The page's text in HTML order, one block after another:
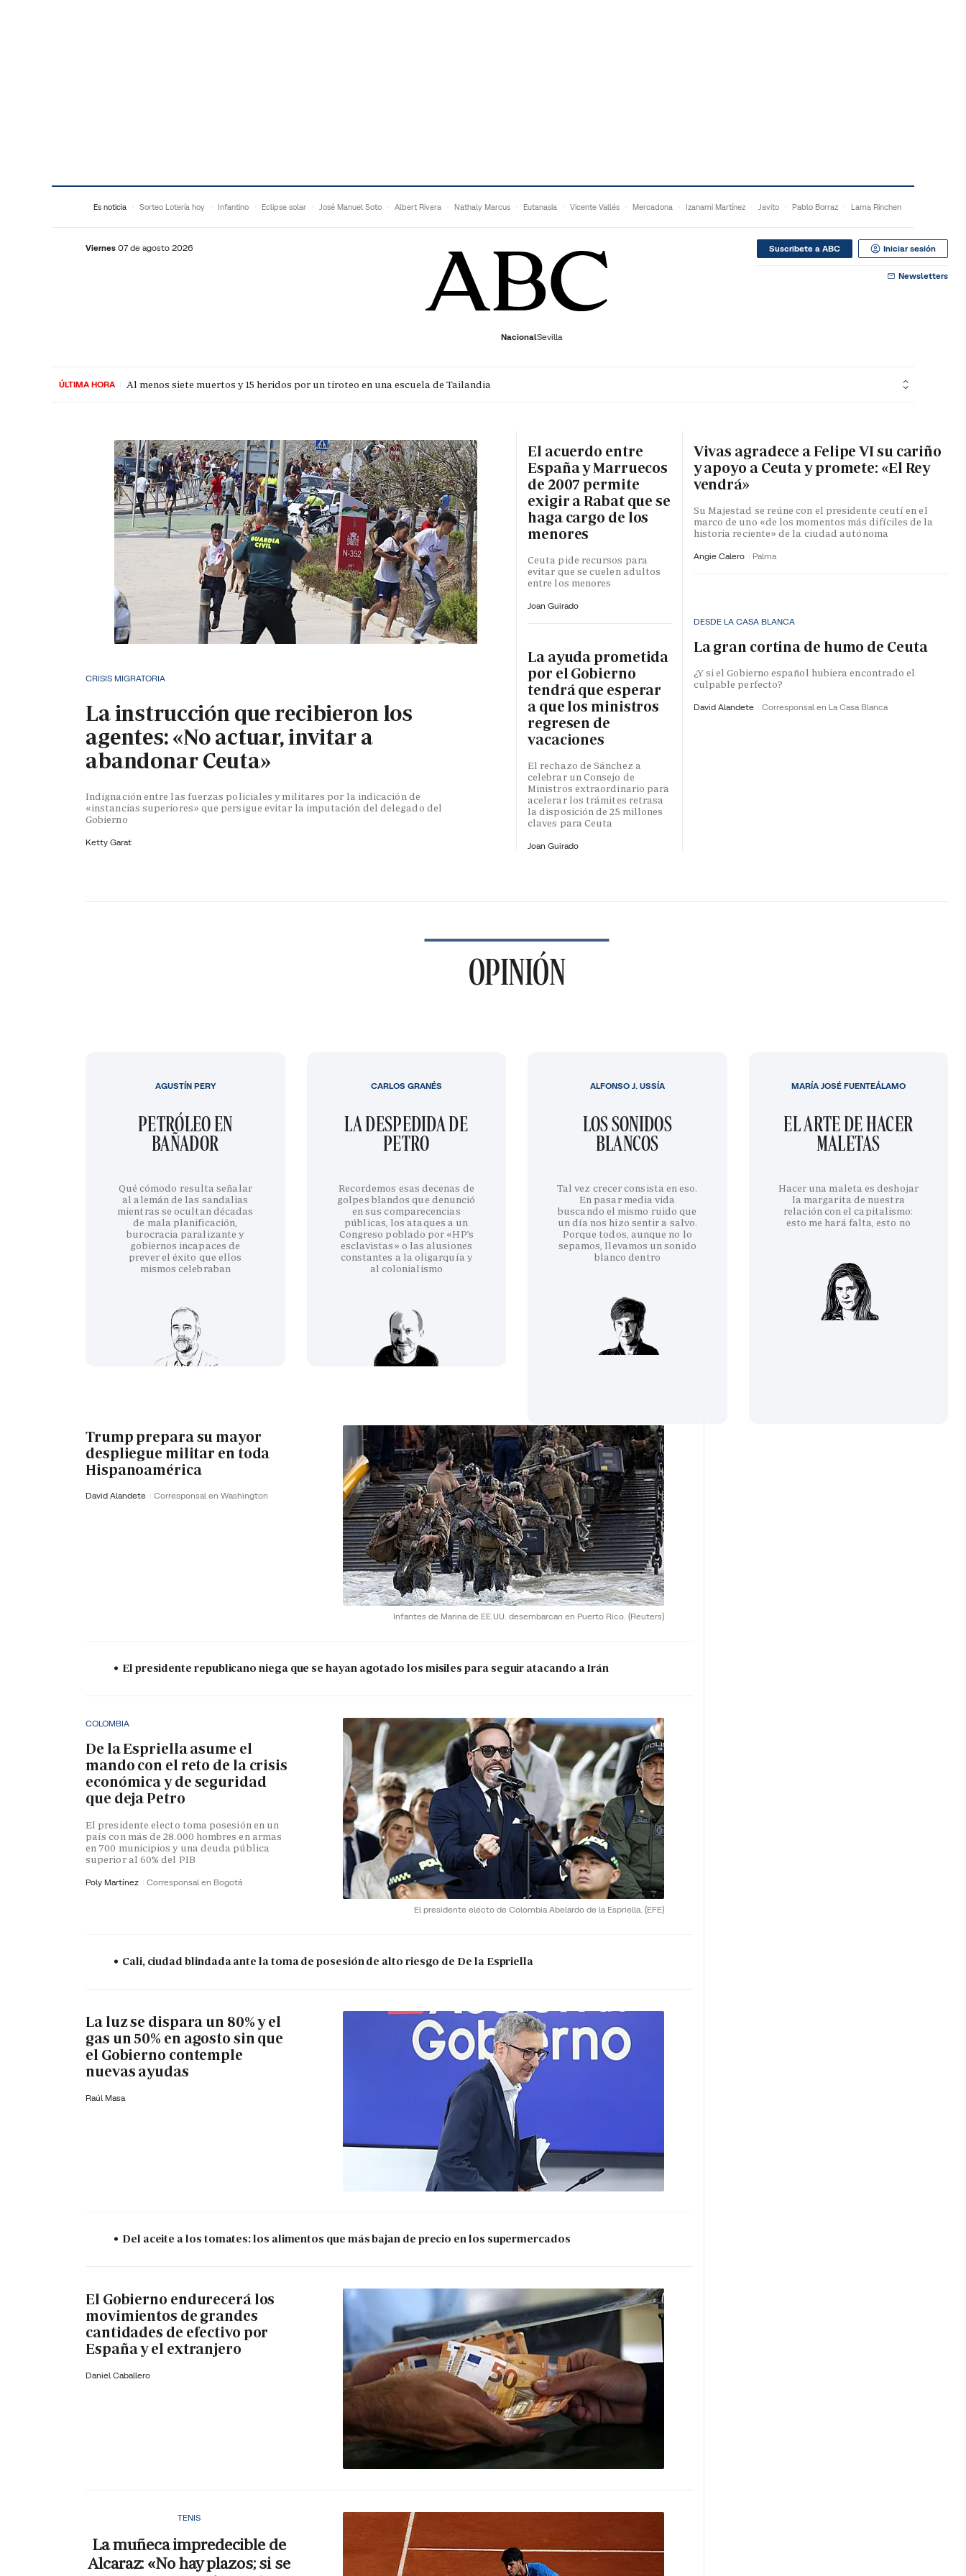
Es noticia Sorteo Lotería hoy Infantino Eclipse solar José Manuel Soto Albert Rivera Nathaly Marcus Eutanasia Vicente Vallés Mercadona Izanami Martínez Javito Pablo Borraz Lama Rinchen
Viernes 07 de agosto 2026
NacionalSevilla
Suscribete a ABC Iniciar sesión
Newsletters
PORTADA OPINIÓNESPAÑAMADRIDINTERNACIONALECONOMÍADEPORTESSOCIEDAD
ÚLTIMA HORA Al menos siete muertos y 15 heridos por un tiroteo en una escuela de Tailandia
CRISIS MIGRATORIA
La instrucción que recibieron los
agentes: «No actuar, invitar a
abandonar Ceuta»
Indignación entre las fuerzas policiales y militares por la indicación de
«instancias superiores» que persigue evitar la imputación del delegado del
Gobierno
Ketty Garat
El acuerdo entre
España y Marruecos
de 2007 permite
exigir a Rabat que se
haga cargo de los
menores
Ceuta pide recursos para
evitar que se cuelen adultos
entre los menores
Joan Guirado
La ayuda prometida
por el Gobierno
tendrá que esperar
a que los ministros
regresen de
vacaciones
El rechazo de Sánchez a
celebrar un Consejo de
Ministros extraordinario para
acelerar los trámites retrasa
la disposición de 25 millones
claves para Ceuta
Joan Guirado
Vivas agradece a Felipe VI su cariño
y apoyo a Ceuta y promete: «El Rey
vendrá»
Su Majestad se reúne con el presidente ceutí en el
marco de uno «de los momentos más difíciles de la
historia reciente» de la ciudad autónoma
Angie Calero Palma
DESDE LA CASA BLANCA
La gran cortina de humo de Ceuta
¿Y si el Gobierno español hubiera encontrado el
culpable perfecto?
David Alandete Corresponsal en La Casa Blanca
OPINIÓN
PETRÓLEO EN
BAÑADOR
Qué cómodo resulta señalar
al alemán de las sandalias
mientras se ocultan décadas
de mala planificación,
burocracia paralizante y
gobiernos incapaces de
prever el éxito que ellos
mismos celebraban
AGUSTÍN PERY
LA DESPEDIDA DE
PETRO
Recordemos esas decenas de
golpes blandos que denunció
en sus comparecencias
públicas, los ataques a un
Congreso poblado por «HP’s
esclavistas» o las alusiones
constantes a la oligarquía y
al colonialismo
CARLOS GRANÉS
LOS SONIDOS
BLANCOS
Tal vez crecer consista en eso.
En pasar media vida
buscando el mismo ruido que
un día nos hizo sentir a salvo.
Porque todos, aunque no lo
sepamos, llevamos un sonido
blanco dentro
ALFONSO J. USSÍA
EL ARTE DE HACER
MALETAS
Hacer una maleta es deshojar
la margarita de nuestra
relación con el capitalismo:
esto me hará falta, esto no
MARÍA JOSÉ FUENTEÁLAMO
Infantes de Marina de EE.UU. desembarcan en Puerto Rico. (Reuters)
Trump prepara su mayor
despliegue militar en toda
Hispanoamérica
David Alandete Corresponsal en Washington
El presidente republicano niega que se hayan agotado los misiles para seguir atacando a Irán
El presidente electo de Colombia Abelardo de la Espriella. (EFE)
COLOMBIA
De la Espriella asume el
mando con el reto de la crisis
económica y de seguridad
que deja Petro
El presidente electo toma posesión en un
país con más de 28.000 hombres en armas
en 700 municipios y una deuda pública
superior al 60% del PIB
Poly Martínez Corresponsal en Bogotá
Cali, ciudad blindada ante la toma de posesión de alto riesgo de De la Espriella
La luz se dispara un 80% y el
gas un 50% en agosto sin que
el Gobierno contemple
nuevas ayudas
Raúl Masa
Del aceite a los tomates: los alimentos que más bajan de precio en los supermercados
El Gobierno endurecerá los
movimientos de grandes
cantidades de efectivo por
España y el extranjero
Daniel Caballero
TENIS
La muñeca impredecible de
Alcaraz: «No hay plazos; si se